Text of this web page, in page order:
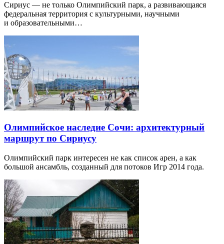
Сириус — не только Олимпийский парк, а развивающаяся
федеральная территория с культурными, научными
и образовательными…
Олимпийское наследие Сочи: архитектурный
маршрут по Сириусу
Олимпийский парк интересен не как список арен, а как
большой ансамбль, созданный для потоков Игр 2014 года.